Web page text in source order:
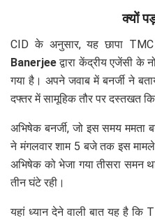
क्यों
CID के अनुसार, यह छापा TMC
Banerjeeद्वारा केंद्रीय एजेंसी के
गया है। अपने जवाब में बनर्जी ने
दफ्तर में सामूहिक तौर पर दस्तखत
अभिषेक बनर्जी, जो इस समय ममता
ने मंगलवार शाम 5 बजे तक इस
अभिषेक को भेजा गया तीसरा समन
तीन घंटे रही।
यहां ध्यान देने वाली बात यह है